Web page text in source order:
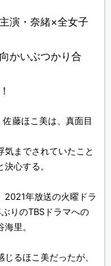
演・奈緒×全女子
かいぶつかり合
藤ほこ美は、真面目
までされていたこと
心する。
2021年放送の火曜ドラ
りのTBSドラマへの
里。
るほこ美だったが、